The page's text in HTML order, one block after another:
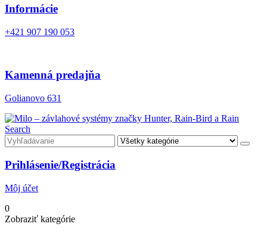
Informácie
+421 907 190 053
Kamenná predajňa
Golianovo 631
Search
Prihlásenie/Registrácia
Môj účet
0
Zobraziť kategórie